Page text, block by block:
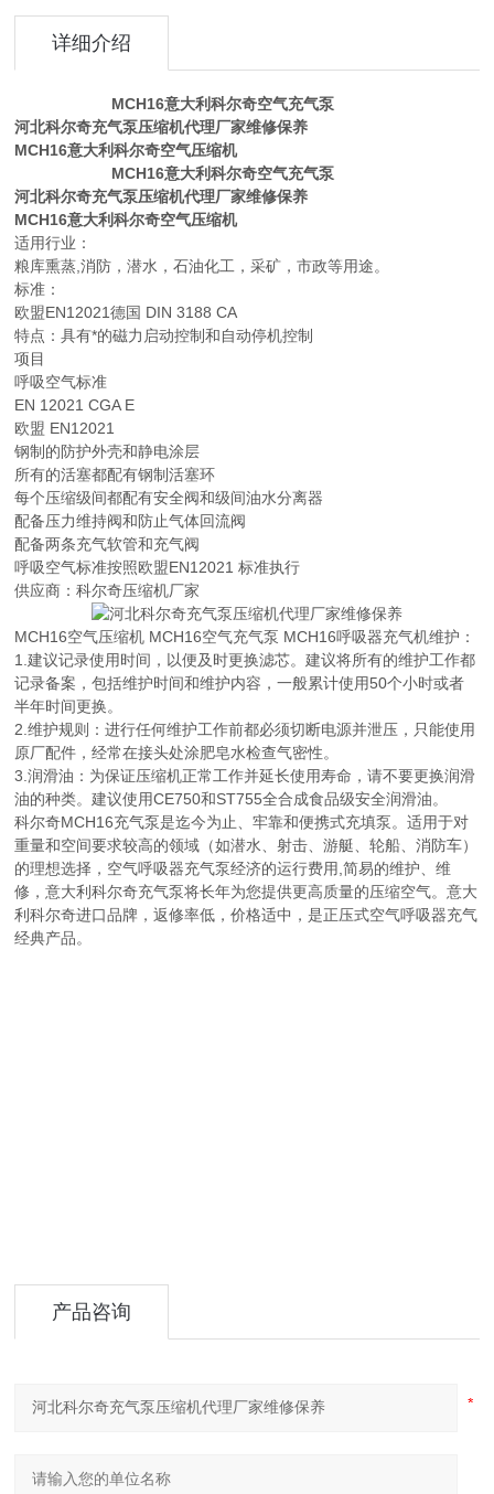
详细介绍
MCH16意大利科尔奇空气充气泵
河北科尔奇充气泵压缩机代理厂家维修保养
MCH16意大利科尔奇空气压缩机
MCH16意大利科尔奇空气充气泵
河北科尔奇充气泵压缩机代理厂家维修保养
MCH16意大利科尔奇空气压缩机
适用行业：
粮库熏蒸,消防，潜水，石油化工，采矿，市政等用途。
标准：
欧盟EN12021德国 DIN 3188 CA
特点：具有*的磁力启动控制和自动停机控制
项目
呼吸空气标准
EN 12021 CGA E
欧盟 EN12021
钢制的防护外壳和静电涂层
所有的活塞都配有钢制活塞环
每个压缩级间都配有安全阀和级间油水分离器
配备压力维持阀和防止气体回流阀
配备两条充气软管和充气阀
呼吸空气标准按照欧盟EN12021 标准执行
供应商：科尔奇压缩机厂家
MCH16空气压缩机 MCH16空气充气泵 MCH16呼吸器充气机维护：
1.建议记录使用时间，以便及时更换滤芯。建议将所有的维护工作都
记录备案，包括维护时间和维护内容，一般累计使用50个小时或者
半年时间更换。
2.维护规则：进行任何维护工作前都必须切断电源并泄压，只能使用
原厂配件，经常在接头处涂肥皂水检查气密性。
3.润滑油：为保证压缩机正常工作并延长使用寿命，请不要更换润滑
油的种类。建议使用CE750和ST755全合成食品级安全润滑油。
科尔奇MCH16充气泵是迄今为止、牢靠和便携式充填泵。适用于对
重量和空间要求较高的领域（如潜水、射击、游艇、轮船、消防车）
的理想选择，空气呼吸器充气泵经济的运行费用,简易的维护、维
修，意大利科尔奇充气泵将长年为您提供更高质量的压缩空气。意大
利科尔奇进口品牌，返修率低，价格适中，是正压式空气呼吸器充气
经典产品。
产品咨询